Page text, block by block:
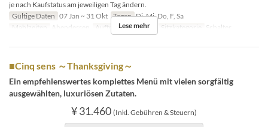
je nach Kaufstatus am jeweiligen Tag ändern.
Gültige Daten 07 Jan ~ 31 Okt Tagen Di, Mi, Do, F, Sa
Mahlzeiten
Abendessen Auftragslimit 1 ~ 4 Sitzkategorie Schalter
Lese mehr
■Cinq sens ～Thanksgiving～
Ein empfehlenswertes komplettes Menü mit vielen sorgfältig
ausgewählten, luxuriösen Zutaten.
¥ 31.460 (Inkl. Gebühren & Steuern)